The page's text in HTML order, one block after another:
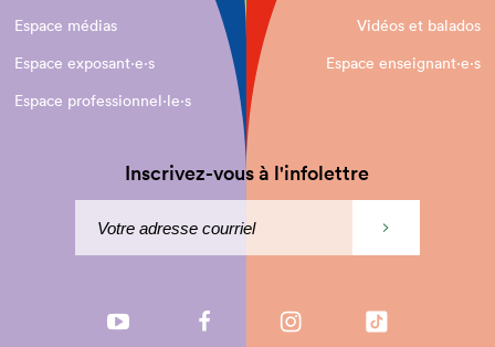
Espace médias
Vidéos et balados
Espace exposant·e⋅s
Espace enseignant·e⋅s
Espace professionnel·le⋅s
Inscrivez-vous à l'infolettre